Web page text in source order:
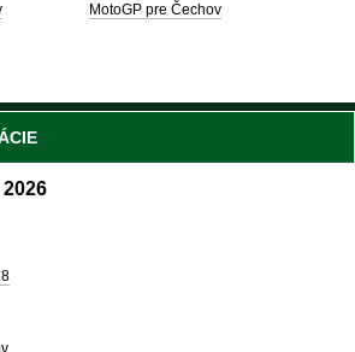
MotoGP pre Čechov